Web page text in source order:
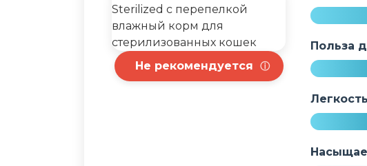
Не рекомендуется ⓘ
Польза